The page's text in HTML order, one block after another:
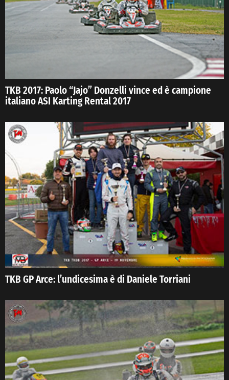
TKB 2017: Paolo “Jajo” Donzelli vince ed è campione
italiano ASI Karting Rental 2017
TKB GP Arce: l’undicesima è di Daniele Torriani